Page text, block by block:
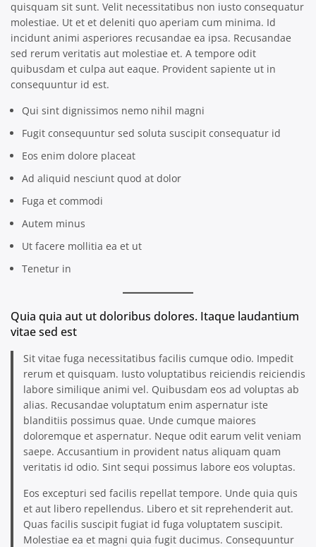
quisquam sit sunt. Velit necessitatibus non iusto consequatur
molestiae. Ut et et deleniti quo aperiam cum minima. Id
incidunt animi asperiores recusandae ea ipsa. Recusandae
sed rerum veritatis aut molestiae et. A tempore odit
quibusdam et culpa aut eaque. Provident sapiente ut in
consequuntur id est.
Qui sint dignissimos nemo nihil magni
Fugit consequuntur sed soluta suscipit consequatur id
Eos enim dolore placeat
Ad aliquid nesciunt quod at dolor
Fuga et commodi
Autem minus
Ut facere mollitia ea et ut
Tenetur in
Quia quia aut ut doloribus dolores. Itaque laudantium
vitae sed est
Sit vitae fuga necessitatibus facilis cumque odio. Impedit
rerum et quisquam. Iusto voluptatibus reiciendis reiciendis
labore similique animi vel. Quibusdam eos ad voluptas ab
alias. Recusandae voluptatum enim aspernatur iste
blanditiis possimus quae. Unde cumque maiores
doloremque et aspernatur. Neque odit earum velit veniam
saepe. Accusantium in provident natus aliquam quam
veritatis id odio. Sint sequi possimus labore eos voluptas.
Eos excepturi sed facilis repellat tempore. Unde quia quis
et aut libero repellendus. Libero et sit reprehenderit aut.
Quas facilis suscipit fugiat id fuga voluptatem suscipit.
Molestiae ea et magni quia fugit ducimus. Consequuntur